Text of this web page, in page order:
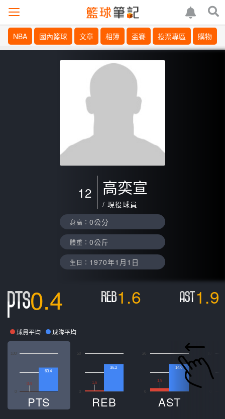
NBA 國內籃球 文章 相簿 盃賽 投票專區 購物
12 高奕宣
/ 現役球員
身高： 0公分
體重： 0公斤
生日： 1970年1月1日
0.4 1.6 1.9
球員平均 球隊平均
0.4
63.4
PTS
50
1.6
36.2
REB
20
1.9
14.6
AST